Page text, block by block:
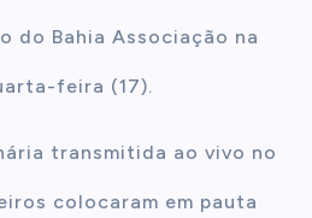
do Bahia Associação na
feira (17).
transmitida ao vivo no
colocaram em pauta